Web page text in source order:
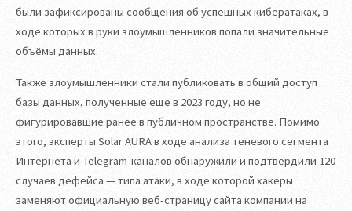
были зафиксированы сообщения об успешных кибератаках, в
ходе которых в руки злоумышленников попали значительные
объёмы данных.
Также злоумышленники стали публиковать в общий доступ
базы данных, полученные еще в 2023 году, но не
фигурировавшие ранее в публичном пространстве. Помимо
этого, эксперты Solar AURA в ходе анализа теневого сегмента
Интернета и Telegram-каналов обнаружили и подтвердили 120
случаев дефейса — типа атаки, в ходе которой хакеры
заменяют официальную веб-страницу сайта компании на